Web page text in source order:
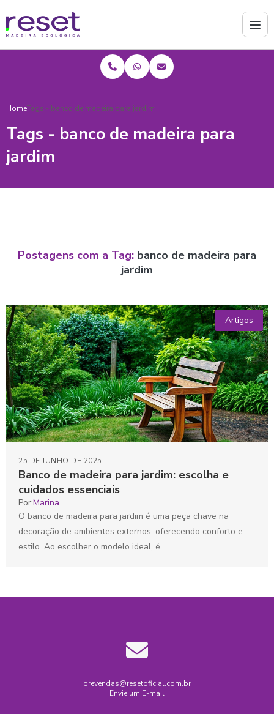
HomeTags - banco de madeira para jardim
Tags - banco de madeira para
jardim
Postagens com a Tag: banco de madeira para
jardim
Artigos
Banco de madeira para jardim: escolha e
cuidados essenciais
25 DE JUNHO DE 2025
Por:Marina
O banco de madeira para jardim é uma peça chave na
decoração de ambientes externos, oferecendo conforto e
estilo. Ao escolher o modelo ideal, é...
prevendas@resetoficial.com.br
Envie um E-mail